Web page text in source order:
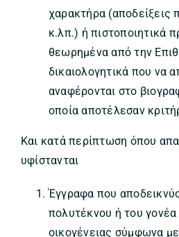
χαρακτήρα (αποδείξεις
κ.λπ.) ή πιστοποιητικά
θεωρημένα από την
δικαιολογητικά που να
αναφέρονται στο
οποία αποτέλεσαν
Και κατά περίπτωση όπου
υφίστανται
Έγγραφα που
πολυτέκνου ή του γονέα
οικογένειας σύμφωνα